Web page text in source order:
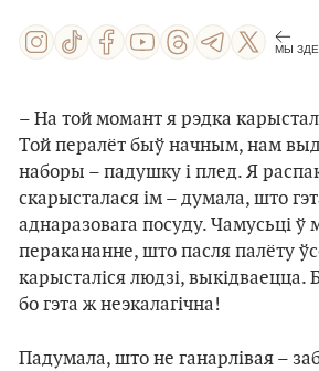
МЫ
– На той момант я рэдка
Той пералёт быў начным, нам
наборы – падушку і плед. Я
скарысталася ім – думала, што
аднаразовага посуду. Чамусьці ў
перакананне, што пасля палёту
карысталіся людзі,
бо гэта ж неэкалагічна!
Падумала, што не ганарлівая –